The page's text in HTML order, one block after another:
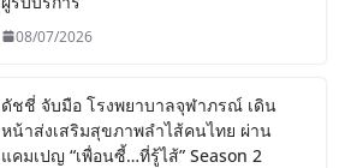
08/07/2026
ดัชชี่ จับมือ โรงพยาบาลจุฬาภรณ์ เดิน
หน้าส่งเสริมสุขภาพลำไส้คนไทย ผ่าน
แคมเปญ “เพื่อนซี้…ที่รู้ไส้” Season 2